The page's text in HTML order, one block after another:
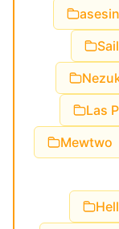
Las
Mewtwo